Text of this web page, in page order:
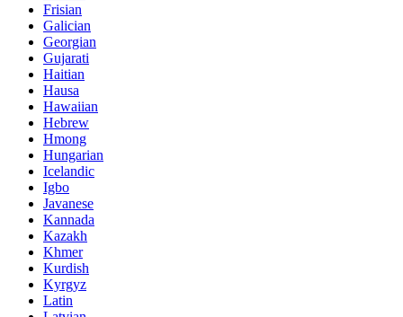
Frisian
Galician
Georgian
Gujarati
Haitian
Hausa
Hawaiian
Hebrew
Hmong
Hungarian
Icelandic
Igbo
Javanese
Kannada
Kazakh
Khmer
Kurdish
Kyrgyz
Latin